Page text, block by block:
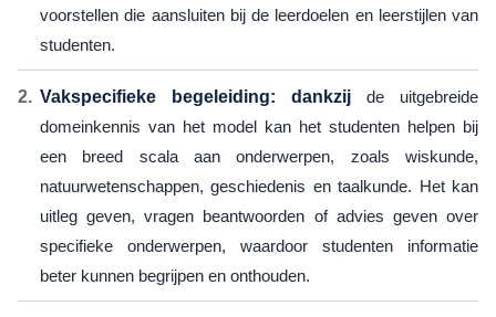
voorstellen die aansluiten bij de leerdoelen en leerstijlen van
studenten.
Vakspecifieke begeleiding: dankzij de uitgebreide
domeinkennis van het model kan het studenten helpen bij
een breed scala aan onderwerpen, zoals wiskunde,
natuurwetenschappen, geschiedenis en taalkunde. Het kan
uitleg geven, vragen beantwoorden of advies geven over
specifieke onderwerpen, waardoor studenten informatie
beter kunnen begrijpen en onthouden.